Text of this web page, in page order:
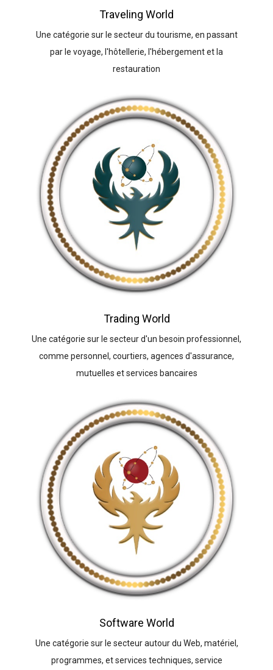
Traveling World
Une catégorie sur le secteur du tourisme, en passant
par le voyage, l'hôtellerie, l'hébergement et la
restauration
Trading World
Une catégorie sur le secteur d'un besoin professionnel,
comme personnel, courtiers, agences d'assurance,
mutuelles et services bancaires
Software World
Une catégorie sur le secteur autour du Web, matériel,
programmes, et services techniques, service